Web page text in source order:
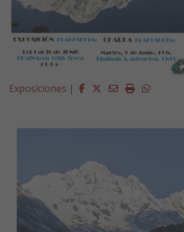
Exposiciones | Facebook
Twitter
EmailImprimir